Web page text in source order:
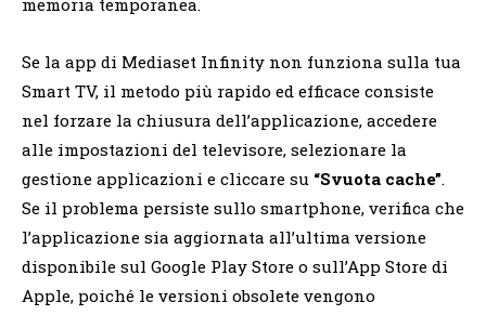
memoria temporanea.
Se la app di Mediaset Infinity non funziona sulla tua
Smart TV, il metodo più rapido ed efficace consiste
nel forzare la chiusura dell’applicazione, accedere
alle impostazioni del televisore, selezionare la
gestione applicazioni e cliccare su “Svuota cache”.
Se il problema persiste sullo smartphone, verifica che
l’applicazione sia aggiornata all’ultima versione
disponibile sul Google Play Store o sull’App Store di
Apple, poiché le versioni obsolete vengono